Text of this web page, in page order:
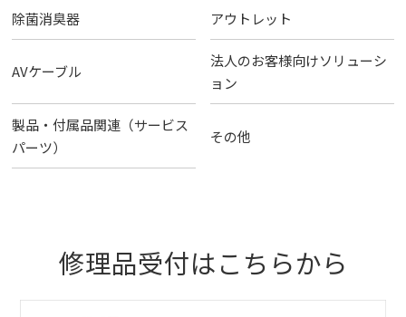
除菌消臭器 アウトレット
AVケーブル
法人のお客様向けソリューシ
ョン
製品・付属品関連（サービス
パーツ）
その他
修理品受付はこちらから